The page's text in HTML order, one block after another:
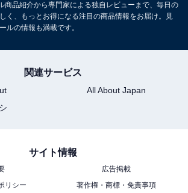
大石駅より車で約3分／杷木ICより車
）：24,820円
サイト参考価格
チェックアウト
商品紹介から専門家による独自レビューまで、毎日の
く、もっとお得になる注目の商品情報をお届け。見
ルの情報も満載です。
関連サービス
All About Japan
サイト情報
広告掲載
リシー
著作権・商標・免責事項